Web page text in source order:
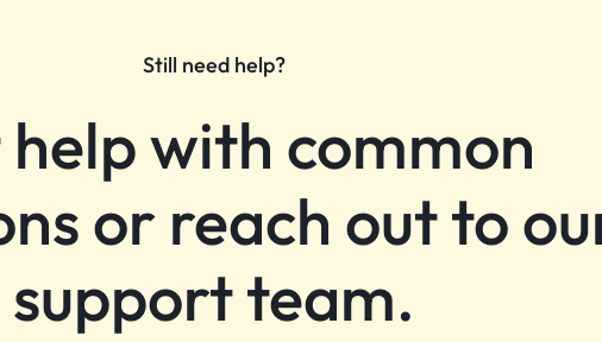
Still need help?
with common
or reach out to
support team.